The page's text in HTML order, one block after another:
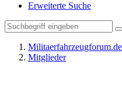
Erweiterte Suche
Militaerfahrzeugforum.de
Mitglieder